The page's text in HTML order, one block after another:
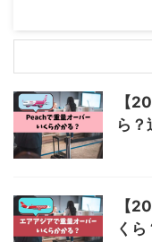
【
ら
【
く